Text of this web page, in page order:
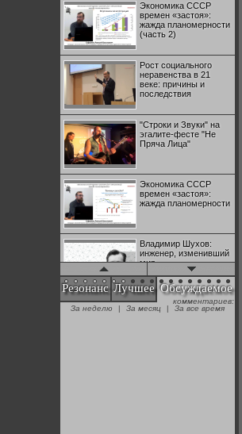
Экономика СССР
времен «застоя»:
жажда планомерности
(часть 2)
Рост социального
неравенства в 21
веке: причины и
последствия
"Строки и Звуки" на
эгалите-фесте "Не
Пряча Лица"
Экономика СССР
времен «застоя»:
жажда планомерности
Владимир Шухов:
инженер, изменивший
мир
"Аркадий Коц" на
эгалите-фесте "Не
Резонанс Лучшее Обсуждаемое
комментариев:
За неделю
| За месяц | За все время